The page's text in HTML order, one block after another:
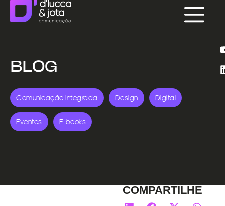
BLOG
Comunicação Integrada Design Digital
Eventos E-books
COMPARTILHE